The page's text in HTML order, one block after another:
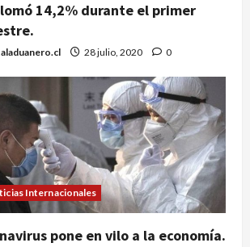
14,2% durante el primer
28 julio, 2020 0
Internacionales
pone en vilo a la economía.